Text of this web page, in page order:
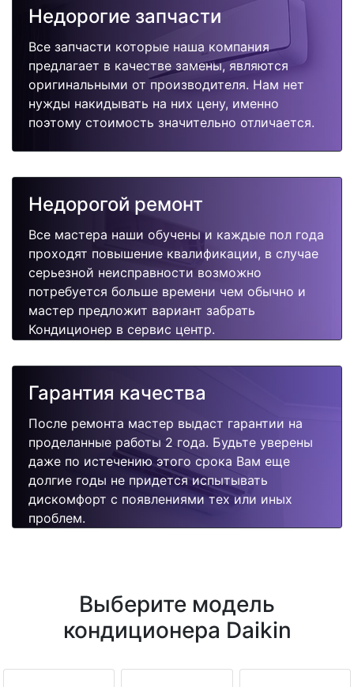
Недорогие запчасти
Все запчасти которые наша компания
предлагает в качестве замены, являются
оригинальными от производителя. Нам нет
нужды накидывать на них цену, именно
поэтому стоимость значительно отличается.
Недорогой ремонт
Все мастера наши обучены и каждые пол года
проходят повышение квалификации, в случае
серьезной неисправности возможно
потребуется больше времени чем обычно и
мастер предложит вариант забрать
Кондиционер в сервис центр.
Гарантия качества
После ремонта мастер выдаст гарантии на
проделанные работы 2 года. Будьте уверены
даже по истечению этого срока Вам еще
долгие годы не придется испытывать
дискомфорт с появлениями тех или иных
проблем.
Выберите модель
кондиционера Daikin